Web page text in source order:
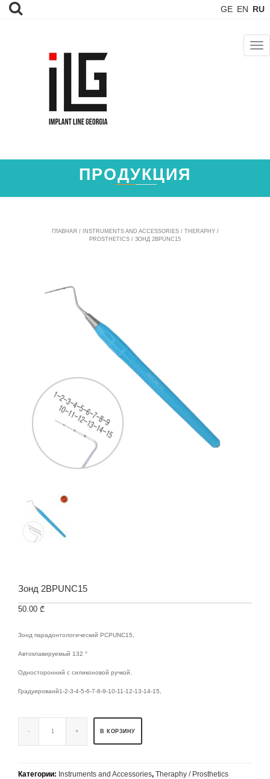
GE EN RU
ПРОДУКЦИЯ
ГЛАВНАЯ / INSTRUMENTS AND ACCESSORIES/ THERAPHY /
PROSTHETICS / ЗОНД 2BPUNC15
Зонд 2BPUNC15
50.00 ₾
Зонд парадонтологический PCPUNC15,
Автоклавируемый 132 °
Односторонний с силиконовой ручкой,
Градуированй1-2-3-4-5-6-7-8-9-10-11-12-13-14-15,
В КОРЗИНУ
Категории: Instruments and Accessories, Theraphy / Prosthetics